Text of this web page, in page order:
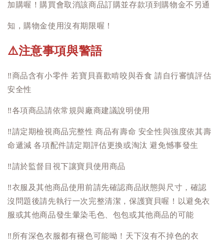
加購喔！購買會取消該商品訂購並存款項到購物金不另通
知，購物金使用沒有期限喔！
⚠️注意事項與警語
‼️商品含有小零件 若寶貝喜歡啃咬與吞食 請自行審慎評估
安全性
‼️各項商品請依常規與廠商建議說明使用
‼️請定期檢視商品完整性 商品有壽命 安全性與強度依其壽
命遞減 各項配件請定期評估更換或淘汰 避免憾事發生
‼️請於監督目視下讓寶貝使用商品
‼️衣服及其他商品使用前請先確認商品狀態與尺寸，確認
沒問題後請先執行一次完整清潔，保護寶貝喔！以避免衣
服或其他商品發生暈染毛色、包包或其他商品的可能
‼️ 所有深色衣服都有褪色可能呦！天下沒有不掉色的衣